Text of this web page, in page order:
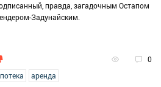
правда, загадочным Остапом
Задунайским.
0
аренда